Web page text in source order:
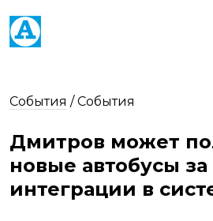
События /События
Дмитров может
новые автобусы за
интеграции в